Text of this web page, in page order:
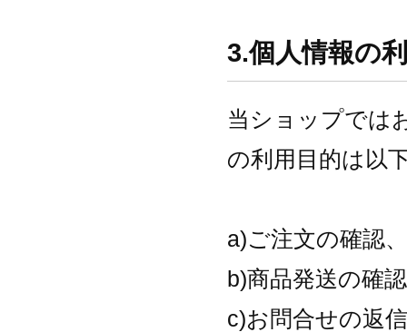
3.個人情報の
当ショップでは
の利用目的は以
a)ご注文の確認
b)商品発送の確
c)お問合せの返